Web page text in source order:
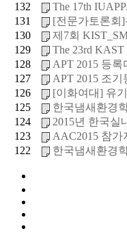
132
The 17th
131
[전문가토론회
130
제7회
129
The 23rd KAST
128
APT 2015 등록
127
APT 2015 조
126
[이화여대] 유
125
한국냄새환경
124
2015년 한국실
123
AAC2015 참가
122
한국냄새환경